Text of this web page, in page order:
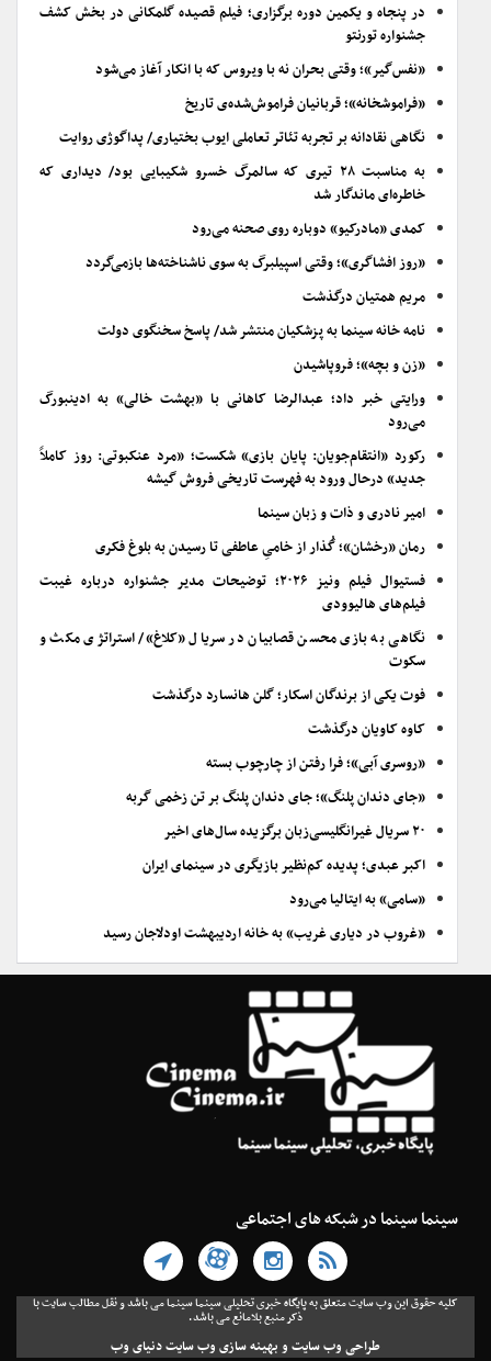
در پنجاه و یکمین دوره برگزاری؛ فیلم قصیده گلمکانی در بخش کشف
جشنواره تورنتو
«نفس‌گیر»؛ وقتی بحران نه با ویروس که با انکار آغاز می‌شود
«فراموشخانه»؛ قربانیان فراموش‌شده‌ی تاریخ
نگاهی نقادانه بر تجربه تئاتر تعاملی ایوب بختیاری/ پداگوژی روایت
به مناسبت ۲۸ تیری که سالمرگ خسرو شکیبایی بود/ دیداری که
خاطره‌ای ماندگار شد
کمدی «مادرکیو» دوباره روی صحنه می‌رود
«روز افشاگری»؛ وقتی اسپیلبرگ به سوی ناشناخته‌ها بازمی‌گردد
مریم همتیان درگذشت
نامه خانه سینما به پزشکیان منتشر شد/ پاسخ سخنگوی دولت
«زن و بچه»؛ فروپاشیدن
ورایتی خبر داد؛ عبدالرضا کاهانی با «بهشت خالی» به ادینبورگ
می‌رود
رکورد «انتقام‌جویان: پایان بازی» شکست؛ «مرد عنکبوتی: روز کاملاً
جدید» درحال ورود به فهرست تاریخی فروش گیشه
امیر نادری و ذات و زبان سینما
رمان «رخشان»؛ گُذار از خامیِ عاطفی تا رسیدن به بلوغ فکری
فستیوال فیلم ونیز ۲۰۲۶؛ توضیحات مدیر جشنواره درباره غیبت
فیلم‌های هالیوودی
نگاهی به بازی محسن قصابیان در سریال «کلاغ»/ استراتژی مکث و
سکوت
فوت یکی از برندگان اسکار؛ گلن هانسارد درگذشت
کاوه کاویان درگذشت
«روسری آبی»؛ فرا رفتن از چارچوب بسته
«جای دندان پلنگ»؛ جای دندان پلنگ بر تن زخمی گربه
۲۰ سریال غیرانگلیسی‌زبان برگزیده سال‌های اخیر
اکبر عبدی؛ پدیده کم‌نظیر بازیگری در سینمای ایران
«سامی» به ایتالیا می‌رود
«غروب در دیاری غریب» به خانه اردیبهشت اودلاجان رسید
سینما سینما در شبکه های اجتماعی
کلیه حقوق این وب سایت متعلق به پایگاه خبری تحلیلی سینما سینما می باشد و نقل مطالب سایت با
ذکر منبع بلامانع می باشد.
طراحی وب سایت و بهینه سازی وب سایتدنیای وب